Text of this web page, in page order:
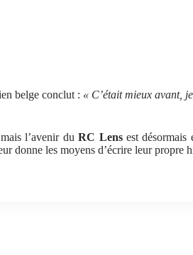
belge conclut : « C’était mieux avant,
l’avenir duRC Lensest désormais
donne les moyens d’écrire leur propre